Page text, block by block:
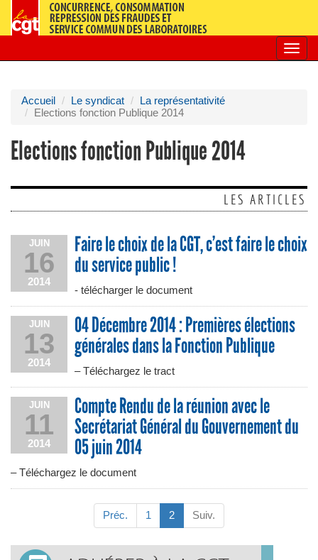
Accueil Le syndicat
La représentativité
Elections fonction Publique 2014
Elections fonction Publique 2014
LES ARTICLES
JUIN
16
2014
Faire le choix de la CGT, c’est faire le choix
du service public !
- télécharger le document
JUIN
13
2014
04 Décembre 2014 : Premières élections
générales dans la Fonction Publique
– Téléchargez le tract
JUIN
11
2014
Compte Rendu de la réunion avec le
Secrétariat Général du Gouvernement du
05 juin 2014
– Téléchargez le document
Préc. 1 2 Suiv.